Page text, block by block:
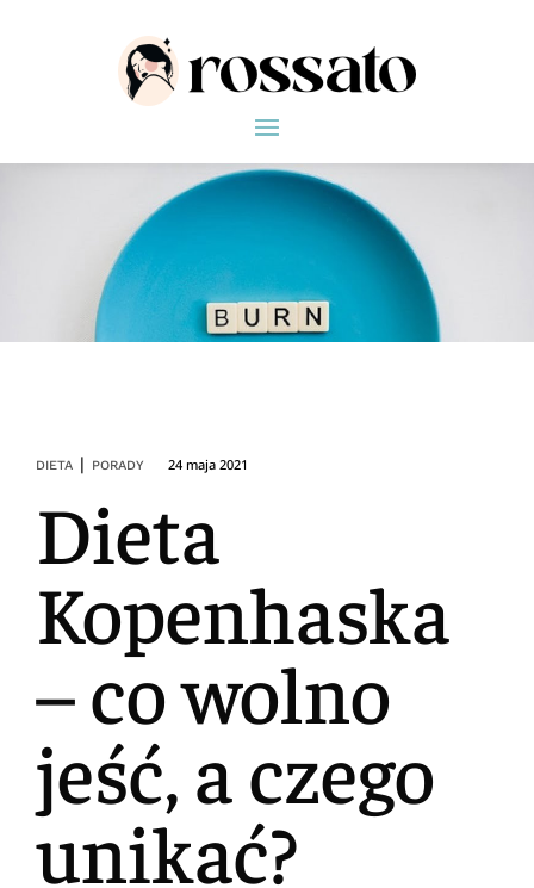
DIETA | PORADY 24 maja 2021
Dieta
Kopenhaska
– co wolno
jeść, a czego
unikać?